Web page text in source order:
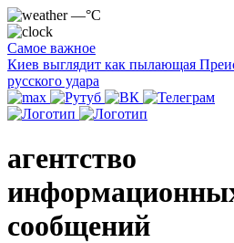
—°C
Самое важное
Киев выглядит как пылающая
русского удара
агентство
сообщений